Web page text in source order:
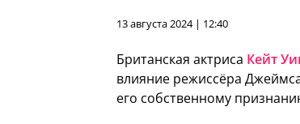
13 августа 2024 | 12:40
Британская актриса Кейт
влияние режиссёра
его собственному